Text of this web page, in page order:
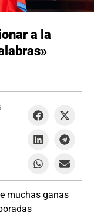
a la
muchas ganas